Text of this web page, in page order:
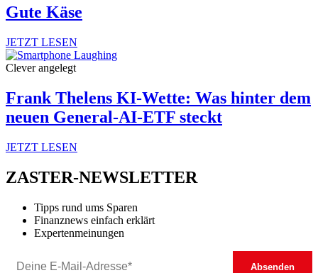
Gute Käse
JETZT LESEN
Clever angelegt
Frank Thelens KI-Wette: Was hinter dem
neuen General-AI-ETF steckt
JETZT LESEN
ZASTER-NEWSLETTER
Tipps rund ums Sparen
Finanznews einfach erklärt
Expertenmeinungen